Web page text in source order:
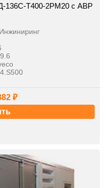
136С-Т400-2РМ20 с АВР
₽